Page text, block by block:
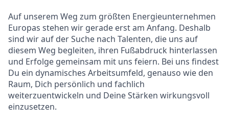
Auf unserem Weg zum größten Energieunternehmen
Europas stehen wir gerade erst am Anfang. Deshalb
sind wir auf der Suche nach Talenten, die uns auf
diesem Weg begleiten, ihren Fußabdruck hinterlassen
und Erfolge gemeinsam mit uns feiern. Bei uns findest
Du ein dynamisches Arbeitsumfeld, genauso wie den
Raum, Dich persönlich und fachlich
weiterzuentwickeln und Deine Stärken wirkungsvoll
einzusetzen.